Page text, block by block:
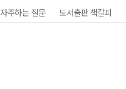
자주하는 질문 도서출판 책갈피